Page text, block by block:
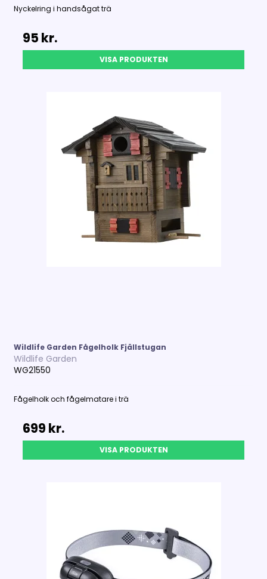
Nyckelring i handsågat trä
95 kr.
VISA PRODUKTEN
Wildlife Garden Fågelholk Fjällstugan
Wildlife Garden
WG21550
Fågelholk och fågelmatare i trä
699 kr.
VISA PRODUKTEN